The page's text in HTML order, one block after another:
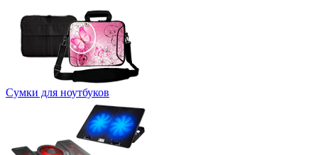
Сумки для ноутбуков